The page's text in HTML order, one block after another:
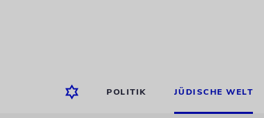
POLITIK JÜDISCHE WELT